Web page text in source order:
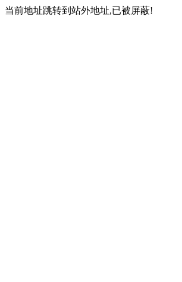
当前地址跳转到站外地址,已被屏蔽!